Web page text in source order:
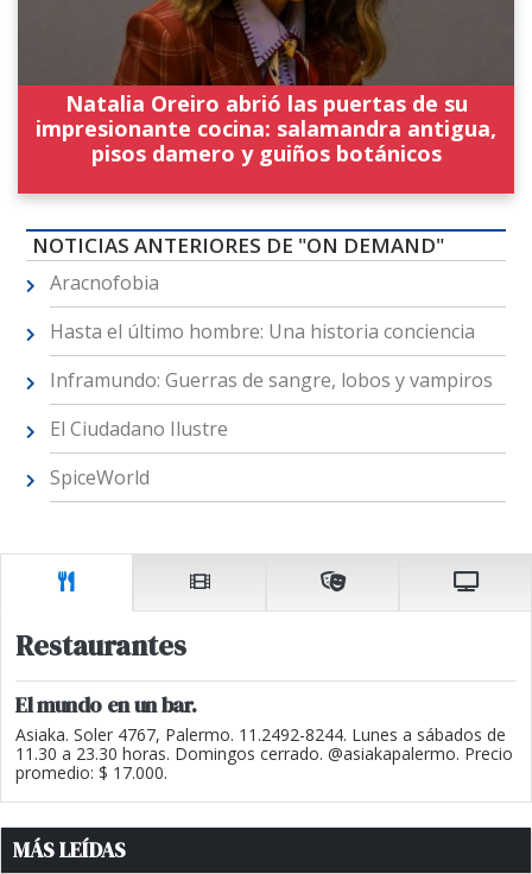
Natalia Oreiro abrió las puertas de su
impresionante cocina: salamandra antigua,
pisos damero y guiños botánicos
NOTICIAS ANTERIORES DE "ON DEMAND"
Aracnofobia
Hasta el último hombre: Una historia conciencia
Inframundo: Guerras de sangre, lobos y vampiros
El Ciudadano Ilustre
SpiceWorld
Restaurantes
El mundo en un bar.
Asiaka. Soler 4767, Palermo. 11.2492-8244. Lunes a sábados de
11.30 a 23.30 horas. Domingos cerrado. @asiakapalermo. Precio
promedio: $ 17.000.
MÁS LEÍDAS